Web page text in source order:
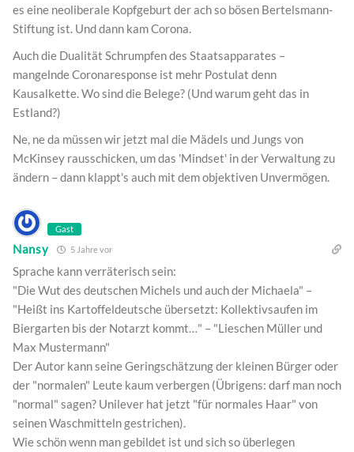
es eine neoliberale Kopfgeburt der ach so bösen Bertelsmann-
Stiftung ist. Und dann kam Corona.
Auch die Dualität Schrumpfen des Staatsapparates –
mangelnde Coronaresponse ist mehr Postulat denn
Kausalkette. Wo sind die Belege? (Und warum geht das in
Estland?)
Ne, ne da müssen wir jetzt mal die Mädels und Jungs von
McKinsey rausschicken, um das 'Mindset' in der Verwaltung zu
ändern – dann klappt's auch mit dem objektiven Unvermögen.
Gast
Nansy 5 Jahre vor
Sprache kann verräterisch sein:
"Die Wut des deutschen Michels und auch der Michaela" –
"Heißt ins Kartoffeldeutsche übersetzt: Kollektivsaufen im
Biergarten bis der Notarzt kommt…" – "Lieschen Müller und
Max Mustermann"
Der Autor kann seine Geringschätzung der kleinen Bürger oder
der "normalen" Leute kaum verbergen (Übrigens: darf man noch
"normal" sagen? Unilever hat jetzt "für normales Haar" von
seinen Waschmitteln gestrichen).
Wie schön wenn man gebildet ist und sich so überlegen